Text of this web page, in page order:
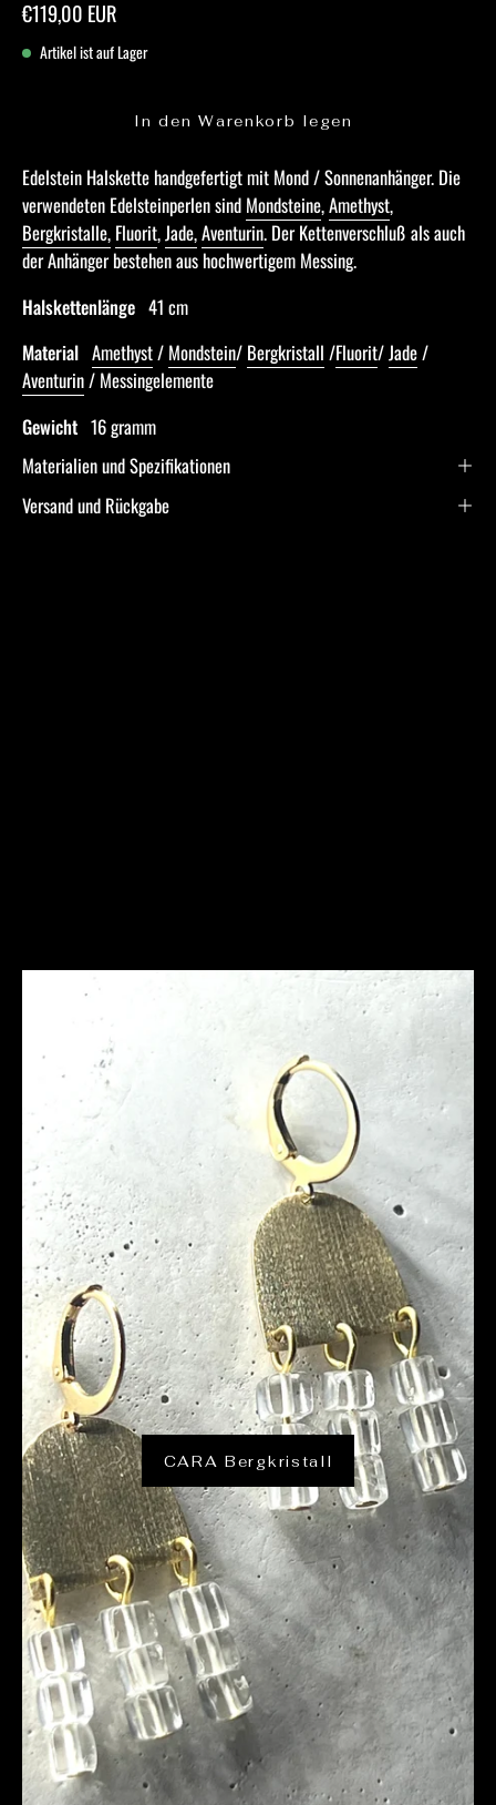
€119,00 EUR
Artikel ist auf Lager
In den Warenkorb legen
Edelstein Halskette handgefertigt mit Mond / Sonnenanhänger. Die
verwendeten Edelsteinperlen sind Mondsteine,Amethyst,
Bergkristalle, Fluorit,Jade,Aventurin. Der Kettenverschluß als auch
der Anhänger bestehen aus hochwertigem Messing.
Halskettenlänge 41 cm
Material Amethyst/ Mondstein/ Bergkristall /Fluorit/Jade/
Aventurin/ Messingelemente
Gewicht 16 gramm
Materialien und Spezifikationen
Versand und Rückgabe
CARA Bergkristall